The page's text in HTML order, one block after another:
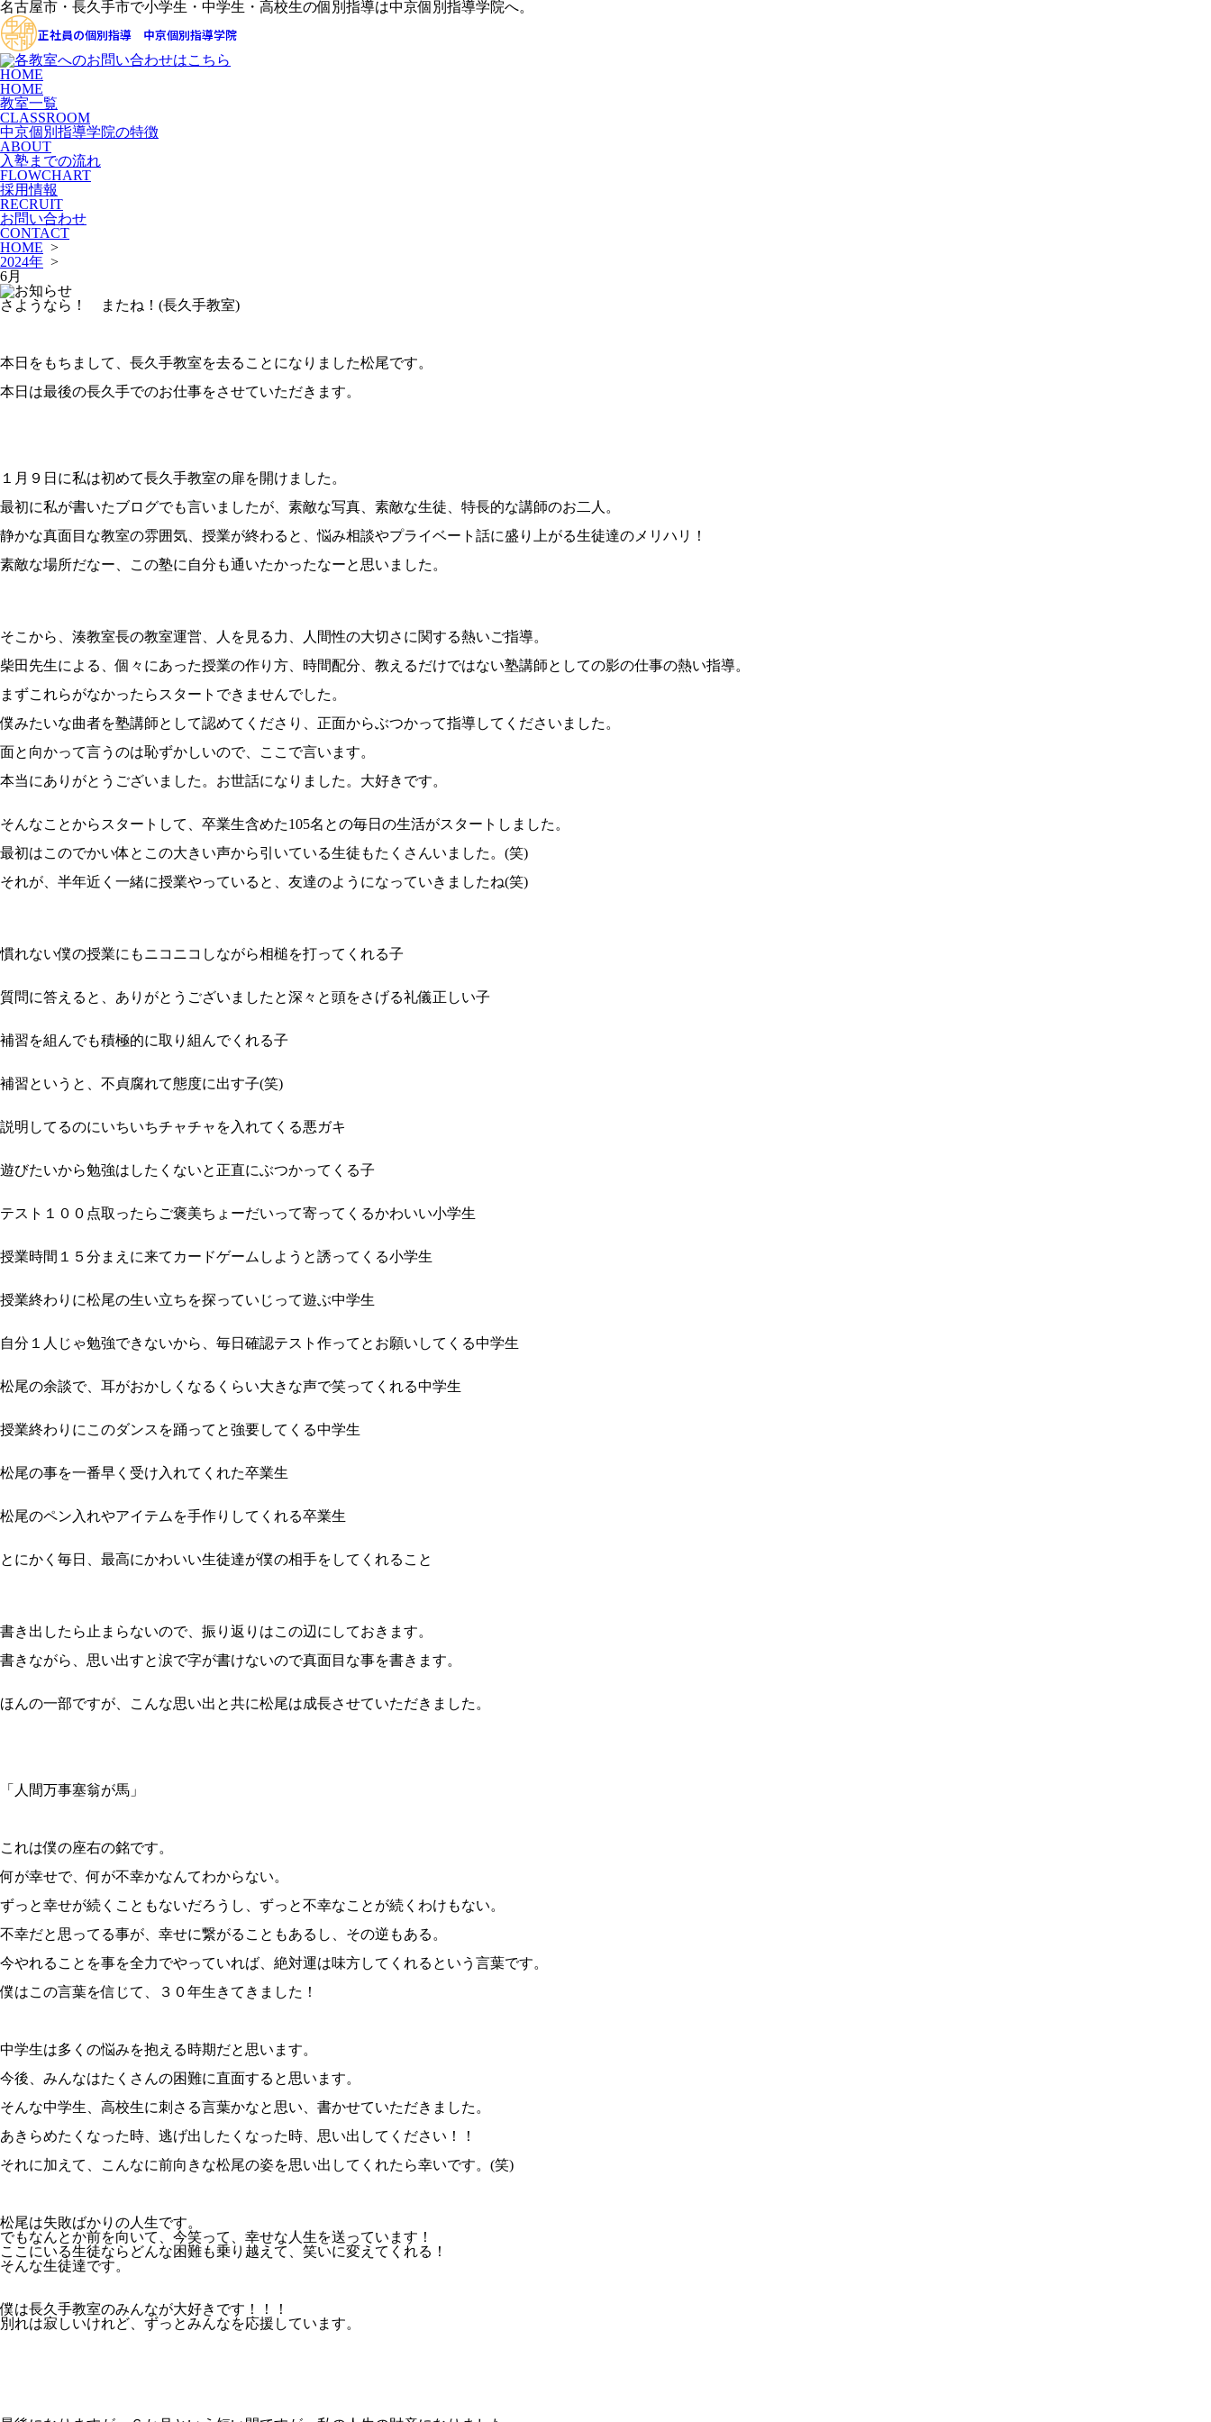
名古屋市・長久手市で小学生・中学生・高校生の個別指導は中京個別指導学院へ。
正社員の個別指導 中京個別指導学院
HOME
HOME
教室一覧
CLASSROOM
中京個別指導学院の特徴
ABOUT
入塾までの流れ
FLOWCHART
採用情報
RECRUIT
お問い合わせ
CONTACT
HOME >
2024年 >
6月
さようなら！ またね！(長久手教室)
本日をもちまして、長久手教室を去ることになりました松尾です。
本日は最後の長久手でのお仕事をさせていただきます。
１月９日に私は初めて長久手教室の扉を開けました。
最初に私が書いたブログでも言いましたが、素敵な写真、素敵な生徒、特長的な講師のお二人。
静かな真面目な教室の雰囲気、授業が終わると、悩み相談やプライベート話に盛り上がる生徒達のメリハリ！
素敵な場所だなー、この塾に自分も通いたかったなーと思いました。
そこから、湊教室長の教室運営、人を見る力、人間性の大切さに関する熱いご指導。
柴田先生による、個々にあった授業の作り方、時間配分、教えるだけではない塾講師としての影の仕事の熱い指導。
まずこれらがなかったらスタートできませんでした。
僕みたいな曲者を塾講師として認めてくださり、正面からぶつかって指導してくださいました。
面と向かって言うのは恥ずかしいので、ここで言います。
本当にありがとうございました。お世話になりました。大好きです。
そんなことからスタートして、卒業生含めた105名との毎日の生活がスタートしました。
最初はこのでかい体とこの大きい声から引いている生徒もたくさんいました。(笑)
それが、半年近く一緒に授業やっていると、友達のようになっていきましたね(笑)
慣れない僕の授業にもニコニコしながら相槌を打ってくれる子
質問に答えると、ありがとうございましたと深々と頭をさげる礼儀正しい子
補習を組んでも積極的に取り組んでくれる子
補習というと、不貞腐れて態度に出す子(笑)
説明してるのにいちいちチャチャを入れてくる悪ガキ
遊びたいから勉強はしたくないと正直にぶつかってくる子
テスト１００点取ったらご褒美ちょーだいって寄ってくるかわいい小学生
授業時間１５分まえに来てカードゲームしようと誘ってくる小学生
授業終わりに松尾の生い立ちを探っていじって遊ぶ中学生
自分１人じゃ勉強できないから、毎日確認テスト作ってとお願いしてくる中学生
松尾の余談で、耳がおかしくなるくらい大きな声で笑ってくれる中学生
授業終わりにこのダンスを踊ってと強要してくる中学生
松尾の事を一番早く受け入れてくれた卒業生
松尾のペン入れやアイテムを手作りしてくれる卒業生
とにかく毎日、最高にかわいい生徒達が僕の相手をしてくれること
書き出したら止まらないので、振り返りはこの辺にしておきます。
書きながら、思い出すと涙で字が書けないので真面目な事を書きます。
ほんの一部ですが、こんな思い出と共に松尾は成長させていただきました。
「人間万事塞翁が馬」
これは僕の座右の銘です。
何が幸せで、何が不幸かなんてわからない。
ずっと幸せが続くこともないだろうし、ずっと不幸なことが続くわけもない。
不幸だと思ってる事が、幸せに繋がることもあるし、その逆もある。
今やれることを事を全力でやっていれば、絶対運は味方してくれるという言葉です。
僕はこの言葉を信じて、３０年生きてきました！
中学生は多くの悩みを抱える時期だと思います。
今後、みんなはたくさんの困難に直面すると思います。
そんな中学生、高校生に刺さる言葉かなと思い、書かせていただきました。
あきらめたくなった時、逃げ出したくなった時、思い出してください！！
それに加えて、こんなに前向きな松尾の姿を思い出してくれたら幸いです。(笑)
松尾は失敗ばかりの人生です。
でもなんとか前を向いて、今笑って、幸せな人生を送っています！
ここにいる生徒ならどんな困難も乗り越えて、笑いに変えてくれる！
そんな生徒達です。
僕は長久手教室のみんなが大好きです！！！
別れは寂しいけれど、ずっとみんなを応援しています。